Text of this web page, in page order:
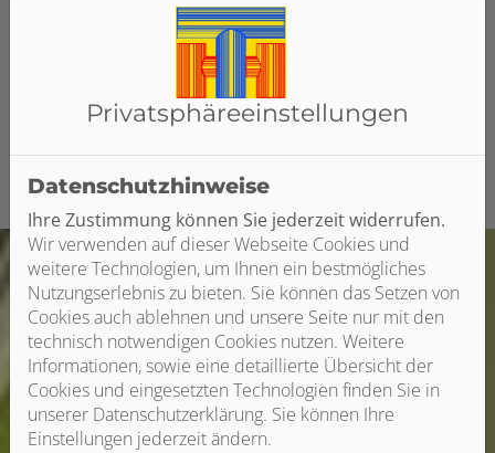
Wir übernehmen die Neuinstallation oder
Integration in vorhandene Heizungssysteme
Koordination aller beteiligten Gewerke
Sorgfältige und termingerechte Ausführung aller
Arbeiten
Privatsphäre­einstellungen
Datenschutzhinweise
Ihre Zustimmung können Sie jederzeit widerrufen.
Wir verwenden auf dieser Webseite Cookies und
weitere Technologien, um Ihnen ein bestmögliches
Nutzungserlebnis zu bieten. Sie können das Setzen von
Cookies auch ablehnen und unsere Seite nur mit den
technisch notwendigen Cookies nutzen. Weitere
Informationen, sowie eine detaillierte Übersicht der
Cookies und eingesetzten Technologien finden Sie in
unserer Datenschutzerklärung. Sie können Ihre
Einstellungen jederzeit ändern.